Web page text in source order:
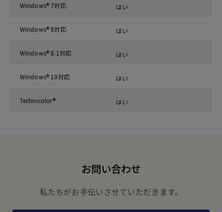
Windows® 7対応 はい
Windows® 8対応 はい
Windows® 8.1対応 はい
Windows® 10対応 はい
Technicolor® はい
お問い合わせ
私たちがお手伝いさせていただきます。